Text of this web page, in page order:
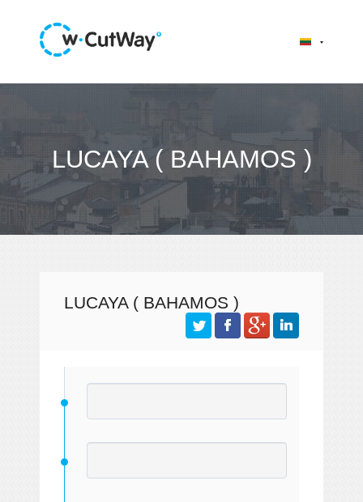
LUCAYA ( BAHAMOS )
LUCAYA ( BAHAMOS )